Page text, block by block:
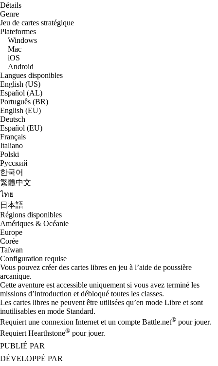
Détails
Genre
Jeu de cartes stratégique
Plateformes
Windows
Mac
iOS
Android
Langues disponibles
English (US)
Español (AL)
Português (BR)
English (EU)
Deutsch
Español (EU)
Français
Italiano
Polski
Русский
한국어
繁體中文
ไทย
日本語
Régions disponibles
Amériques & Océanie
Europe
Corée
Taïwan
Configuration requise
Vous pouvez créer des cartes libres en jeu à l’aide de poussière
arcanique.
Cette aventure est accessible uniquement si vous avez terminé les
missions d’introduction et débloqué toutes les classes.
Les cartes libres ne peuvent être utilisées qu’en mode Libre et sont
inutilisables en mode Standard.
Requiert une connexion Internet et un compte Battle.net® pour jouer.
Requiert Hearthstone® pour jouer.
PUBLIÉ PAR
DÉVELOPPÉ PAR